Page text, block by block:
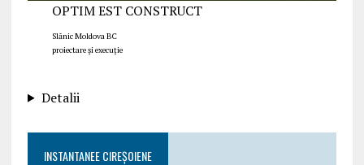
OPTIM EST CONSTRUCT
Slănic Moldova BC
proiectare și execuție
Detalii
INSTANTANEE CIREȘOIENE